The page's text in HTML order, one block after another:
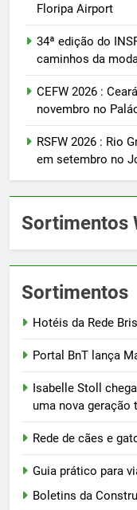
Floripa Airport
34ª edição do
caminhos da
CEFW 2026 :
novembro no
RSFW 2026 : Rio
em setembro no
Sortimentos
Sortimentos
Hotéis da Rede
Portal BnT lança
Isabelle Stoll
uma nova geração
Rede de cães e
Guia prático para
Boletins da